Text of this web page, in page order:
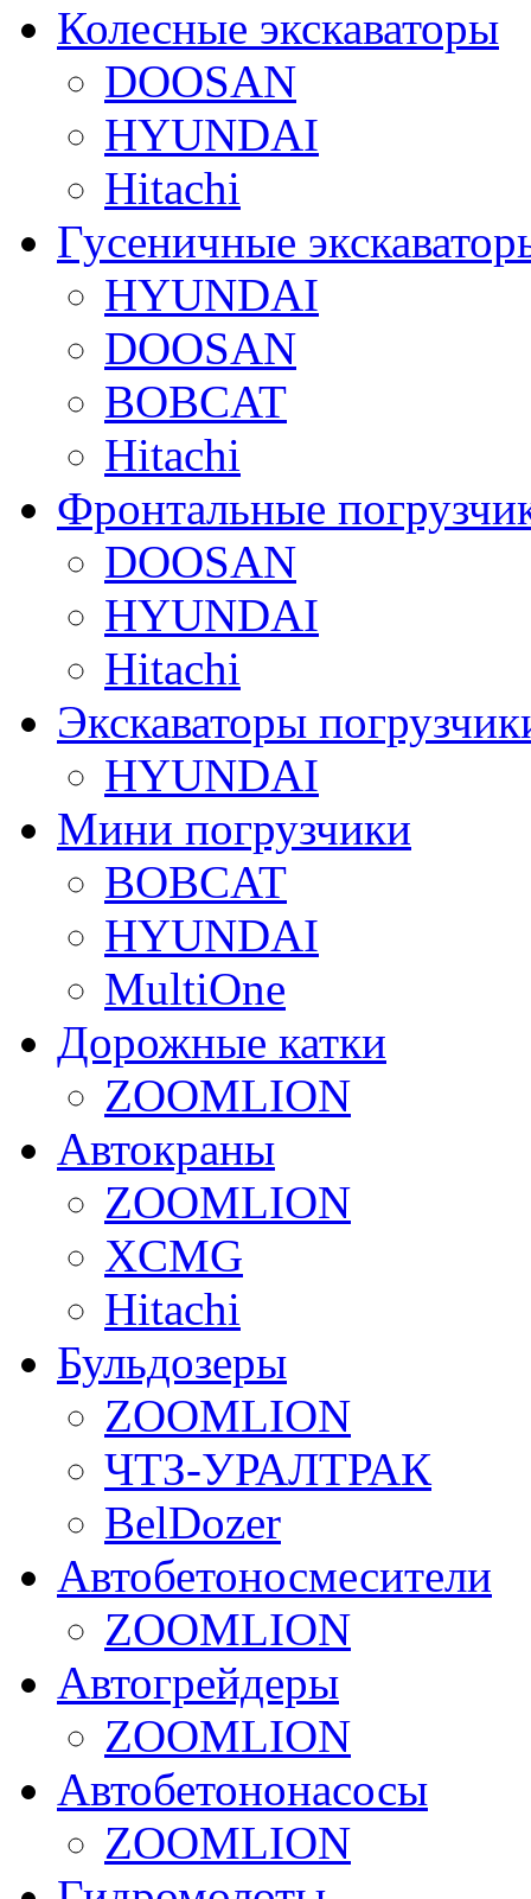
Колесные экскаваторы
DOOSAN
HYUNDAI
Hitachi
Гусеничные
HYUNDAI
DOOSAN
BOBCAT
Hitachi
Фронтальные
DOOSAN
HYUNDAI
Hitachi
Экскаваторы
HYUNDAI
Мини погрузчики
BOBCAT
HYUNDAI
MultiOne
Дорожные катки
ZOOMLION
Автокраны
ZOOMLION
XCMG
Hitachi
Бульдозеры
ZOOMLION
ЧТЗ-УРАЛТРАК
BelDozer
Автобетоносмесители
ZOOMLION
Автогрейдеры
ZOOMLION
Автобетононасосы
ZOOMLION